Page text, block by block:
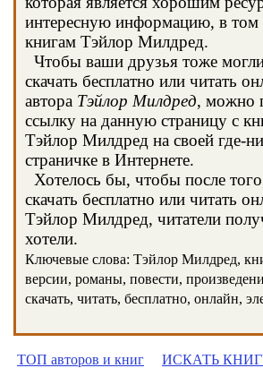
интересную информацию, в том
книгам Тэйлор Милдред.
Чтобы ваши друзья тоже
скачать бесплатно или читать
автора Тэйлор Милдред, можно
ссылку на данную страницу с
Тэйлор Милдред на своей где-
страничке в Интернете.
Хотелось бы, чтобы после
скачать бесплатно или читать
Тэйлор Милдред, читатели
хотели.
Ключевые слова: Тэйлор Милдред,
версии, романы, повести,
скачать, читать, бесплатно, онлайн,
ТОП авторов и книг ИСКАТЬ